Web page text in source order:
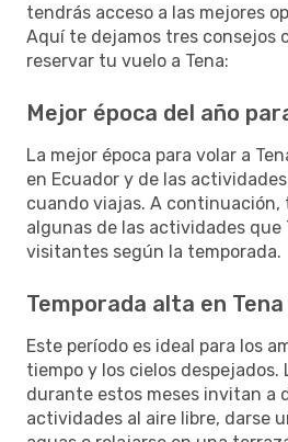
tendrás acceso a las mejores
Aquí te dejamos tres consejos
reservar tu vuelo a Tena:
Mejor época del año
La mejor época para volar a
en Ecuador y de las
cuando viajas. A continuación,
algunas de las actividades que
visitantes según la temporada.
Temporada alta en Tena
Este período es ideal para los
tiempo y los cielos
durante estos meses invitan a
actividades al aire libre, darse